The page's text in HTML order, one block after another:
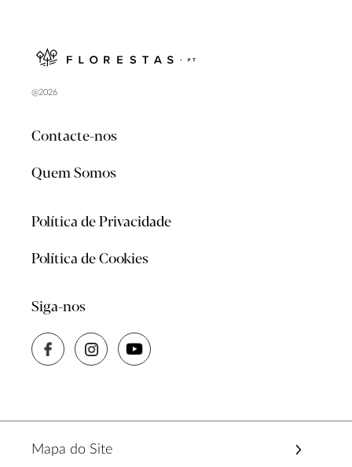
@2026
Contacte-nos
Quem Somos
Política de Privacidade
Política de Cookies
Siga-nos
Mapa do Site